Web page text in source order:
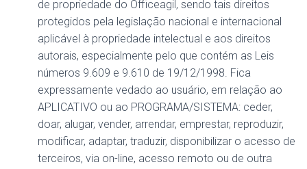
de propriedade do Officeagil, sendo tais direitos
protegidos pela legislação nacional e internacional
aplicável à propriedade intelectual e aos direitos
autorais, especialmente pelo que contém as Leis
números 9.609 e 9.610 de 19/12/1998. Fica
expressamente vedado ao usuário, em relação ao
APLICATIVO ou ao PROGRAMA/SISTEMA: ceder,
doar, alugar, vender, arrendar, emprestar, reproduzir,
modificar, adaptar, traduzir, disponibilizar o acesso de
terceiros, via on-line, acesso remoto ou de outra